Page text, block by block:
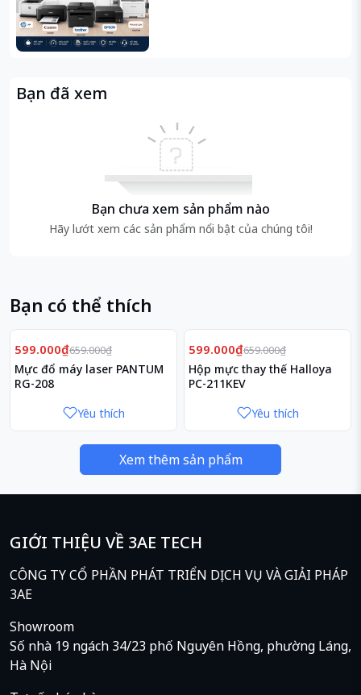
PC HP Pavilion 570-
p084d 3JT90AA- Intel i5
7400 / Microsoft
- Hàng Chính Hãng HP có
kiểu dáng nhỏ gọn cùng
đại sẽ tạo nên điểm nhấn
nghiệp nơi bàn làm việc
của người sử dụng.
Trang bị vi xử lý Intel Core
i5-7400(3GHz up to 3.5
GHz,6MB)mạnh mẽ, đảm
Bạn đã xem
Bạn chưa xem sản phẩm nào
Hãy lướt xem các sản phẩm nổi bật của chúng tôi!
Bạn có thể thích
Giảm9%
599.000₫659.000₫
Mực đổ máy laser PANTUM
RG-208
Yêu thích
Giảm9%
599.000₫659.000₫
Hộp mực thay thế Halloya
PC-211KEV
Yêu thích
Xem thêm sản phẩm
GIỚI THIỆU VỀ 3AE TECH
CÔNG TY CỔ PHẦN PHÁT TRIỂN DỊCH VỤ VÀ GIẢI PHÁP
3AE
Showroom
Số nhà 19 ngách 34/23 phố Nguyên Hồng, phường Láng,
Hà Nội